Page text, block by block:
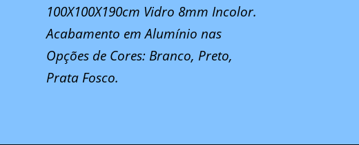
100X100X190cm Vidro 8mm Incolor.
Acabamento em Alumínio nas
Opções de Cores: Branco, Preto,
Prata Fosco.